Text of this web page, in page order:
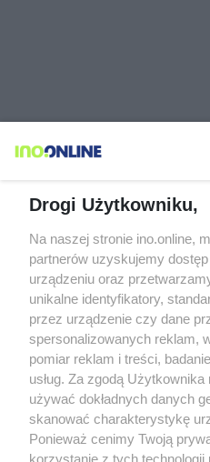
Drogi Użytkowniku,
Na naszej stronie ino.online,
partnerów uzyskujemy
urządzeniu oraz
unikalne identyfikatory,
przez urządzenie czy dane
spersonalizowanych reklam,
pomiar reklam i treści,
usług. Za zgodą
używać dokładnych danych
skanować charakterystykę
Ponieważ cenimy Twoją
korzystanie z tych technologii